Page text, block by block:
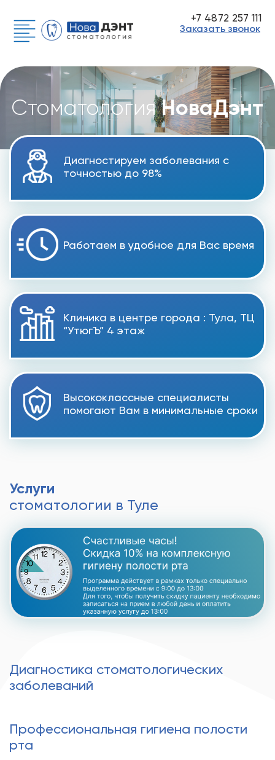
+7 4872 257 111
Заказать звонок
СтоматологияНоваДэнт
Диагностируем заболевания с
точностью до 98%
Работаем в удобное для Вас время
Клиника в центре города : Тула, ТЦ
“УтюгЪ” 4 этаж
Высококлассные специалисты
помогают Вам в минимальные сроки
Услуги
стоматологии в Туле
Диагностика стоматологических
заболеваний
Профессиональная гигиена полости
рта